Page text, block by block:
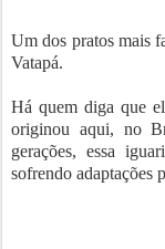
Um dos pratos mais
Vatapá.
Há quem diga que
originou aqui, no
gerações, essa
sofrendo adaptações